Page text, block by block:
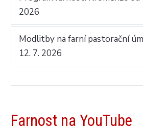
2026
Modlitby na farní pastorační
12. 7. 2026
Farnost na YouTube